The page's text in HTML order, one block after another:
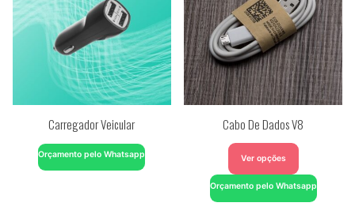
Carregador Veicular
Orçamento pelo Whatsapp
Cabo De Dados V8
Ver opções
Orçamento pelo Whatsapp